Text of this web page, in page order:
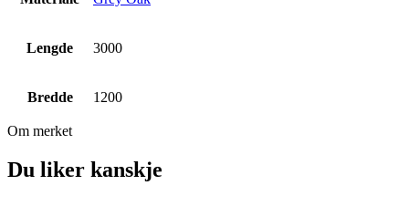
Lengde 3000
Bredde 1200
Om merket
Du liker kanskje